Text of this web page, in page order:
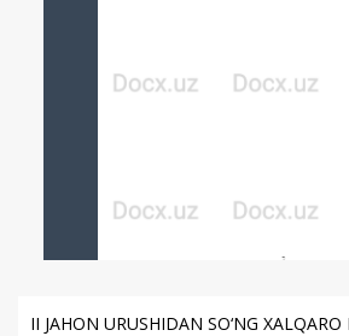
II JAHON URUSHIDAN SO‘NG